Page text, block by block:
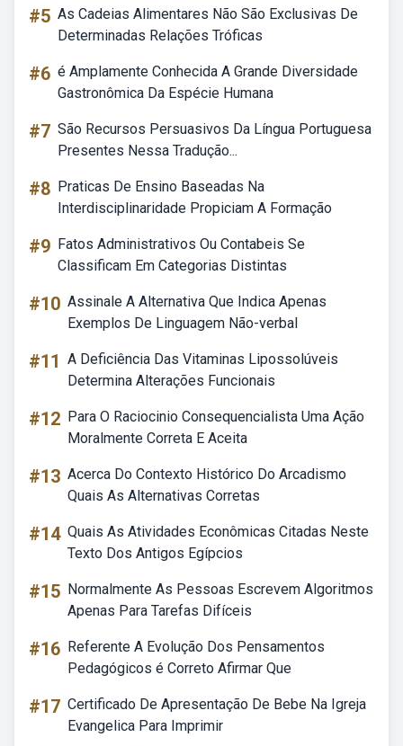
#5 As Cadeias Alimentares Não São Exclusivas De
Determinadas Relações Tróficas
#6 é Amplamente Conhecida A Grande Diversidade
Gastronômica Da Espécie Humana
#7 São Recursos Persuasivos Da Língua Portuguesa
Presentes Nessa Tradução...
#8 Praticas De Ensino Baseadas Na
Interdisciplinaridade Propiciam A Formação
#9 Fatos Administrativos Ou Contabeis Se
Classificam Em Categorias Distintas
#10 Assinale A Alternativa Que Indica Apenas
Exemplos De Linguagem Não-verbal
#11 A Deficiência Das Vitaminas Lipossolúveis
Determina Alterações Funcionais
#12 Para O Raciocinio Consequencialista Uma Ação
Moralmente Correta E Aceita
#13 Acerca Do Contexto Histórico Do Arcadismo
Quais As Alternativas Corretas
#14 Quais As Atividades Econômicas Citadas Neste
Texto Dos Antigos Egípcios
#15 Normalmente As Pessoas Escrevem Algoritmos
Apenas Para Tarefas Difíceis
#16 Referente A Evolução Dos Pensamentos
Pedagógicos é Correto Afirmar Que
#17 Certificado De Apresentação De Bebe Na Igreja
Evangelica Para Imprimir